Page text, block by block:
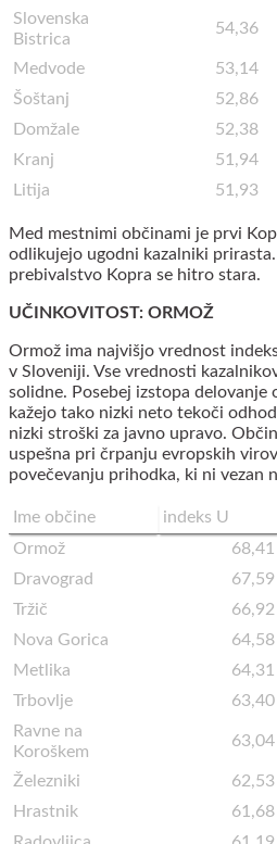
Slovenska
Bistrica
54,36
Medvode
53,14
Šoštanj
52,86
Domžale
52,38
Kranj
51,94
Litija
51,93
Med mestnimi občinami je prvi
odlikujejo ugodni kazalniki
prebivalstvo Kopra se hitro stara.
UČINKOVITOST: ORMOŽ
Ormož ima najvišjo vrednost
v Sloveniji. Vse vrednosti
solidne. Posebej izstopa
kažejo tako nizki neto tekoči
nizki stroški za javno upravo.
uspešna pri črpanju evropskih
povečevanju prihodka, ki ni vezan
Ime občine
indeks U
Ormož
68,41
Dravograd
67,59
Tržič
66,92
Nova Gorica
64,58
Metlika
64,31
Trbovlje
63,40
Ravne na
Koroškem
63,04
Železniki
62,53
Hrastnik
61,68